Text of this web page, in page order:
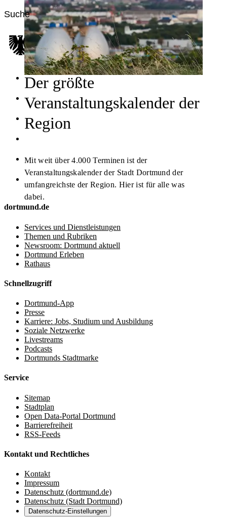
Der größte
Veranstaltungskalender der
Region
Mit weit über 4.000 Terminen ist der
Veranstaltungskalender der Stadt Dortmund der
umfangreichste der Region. Hier ist für alle was
dabei.
dortmund.de
Services und Dienstleistungen
Themen und Rubriken
Newsroom: Dortmund aktuell
Dortmund Erleben
Rathaus
Schnellzugriff
Dortmund-App
Presse
Karriere: Jobs, Studium und Ausbildung
Soziale Netzwerke
Livestreams
Podcasts
Dortmunds Stadtmarke
Service
Sitemap
Stadtplan
Open Data-Portal Dortmund
Barrierefreiheit
RSS-Feeds
Kontakt und Rechtliches
Kontakt
Impressum
Datenschutz (dortmund.de)
Datenschutz (Stadt Dortmund)
Datenschutz-Einstellungen